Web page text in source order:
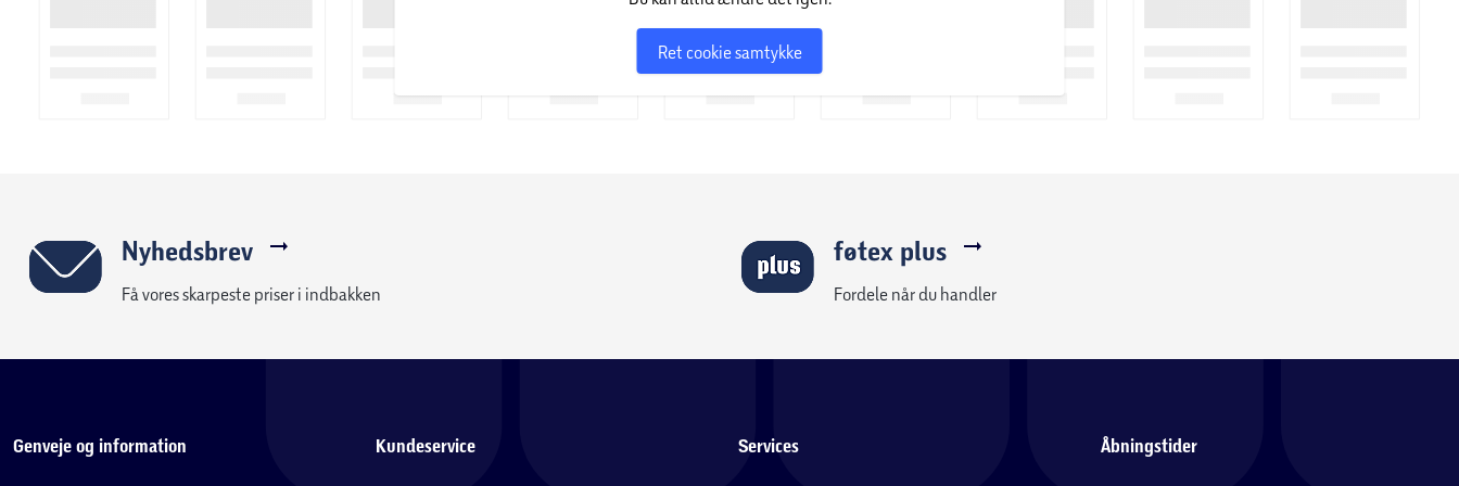
Ret cookie samtykke
Nyhedsbrev
Få vores skarpeste priser i indbakken
føtex plus
Fordele når du handler
Genveje og information Kundeservice Services Åbningstider